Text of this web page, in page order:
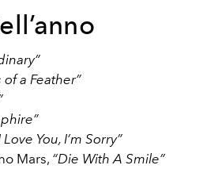
of a Feather”
Love You, I’m Sorry”
Mars, “Die With A Smile”